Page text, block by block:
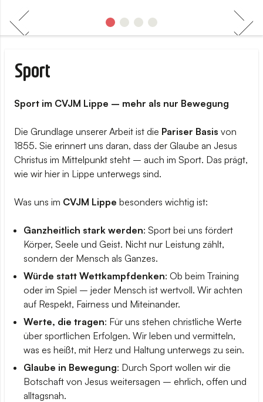
Sport
Sport im CVJM Lippe – mehr als nur Bewegung
Die Grundlage unserer Arbeit ist die Pariser Basis von
1855. Sie erinnert uns daran, dass der Glaube an Jesus
Christus im Mittelpunkt steht – auch im Sport. Das prägt,
wie wir hier in Lippe unterwegs sind.
Was uns im CVJM Lippe besonders wichtig ist:
Ganzheitlich stark werden: Sport bei uns fördert
Körper, Seele und Geist. Nicht nur Leistung zählt,
sondern der Mensch als Ganzes.
Würde statt Wettkampfdenken: Ob beim Training
oder im Spiel – jeder Mensch ist wertvoll. Wir achten
auf Respekt, Fairness und Miteinander.
Werte, die tragen: Für uns stehen christliche Werte
über sportlichen Erfolgen. Wir leben und vermitteln,
was es heißt, mit Herz und Haltung unterwegs zu sein.
Glaube in Bewegung: Durch Sport wollen wir die
Botschaft von Jesus weitersagen – ehrlich, offen und
alltagsnah.